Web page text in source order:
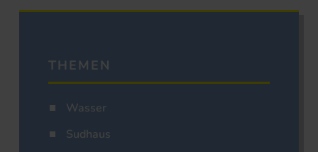
THEMEN
Wasser
Sudhaus